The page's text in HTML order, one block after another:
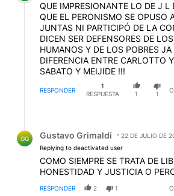
QUE IMPRESIONANTE LO DE J L
QUE EL PERONISMO SE OPUSO
JUNTAS NI PARTICIPÓ DE LA
DICEN SER DEFENSORES DE
HUMANOS Y DE LOS POBRES
DIFERENCIA ENTRE CARLOTTO
SABATO Y MEIJIDE !!!
RESPONDER
1
RESPUESTA
1 1
GG Gustavo Grimaldi
22 DE JULIO DE
Replying to deactivated user
COMO SIEMPRE SE TRATA DE
HONESTIDAD Y JUSTICIA O
RESPONDER 2 1